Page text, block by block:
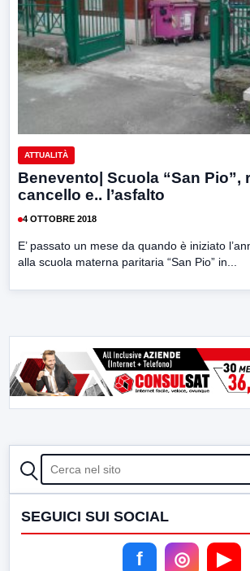
ATTUALITÀ
Benevento| Scuola “San Pio”,
cancello e.. l’asfalto
4 OTTOBRE 2018
E’ passato un mese da quando è iniziato
alla scuola materna paritaria “San Pio” in...
CERCA
SEGUICI SUI SOCIAL
f ◎ ▶